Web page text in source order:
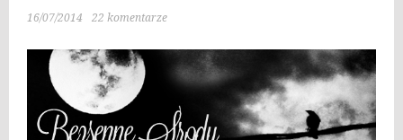
16/07/2014 22 komentarze